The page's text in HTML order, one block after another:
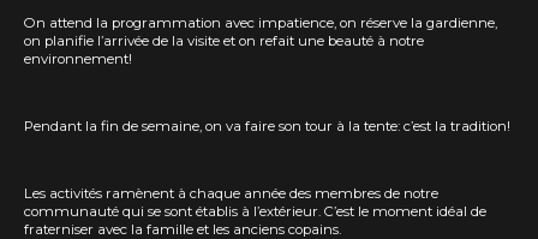
On attend la programmation avec impatience, on réserve la gardienne,
on planifie l’arrivée de la visite et on refait une beauté à notre
environnement!
Pendant la fin de semaine, on va faire son tour à la tente: c’est la tradition!
Les activités ramènent à chaque année des membres de notre
communauté qui se sont établis à l’extérieur. C’est le moment idéal de
fraterniser avec la famille et les anciens copains.